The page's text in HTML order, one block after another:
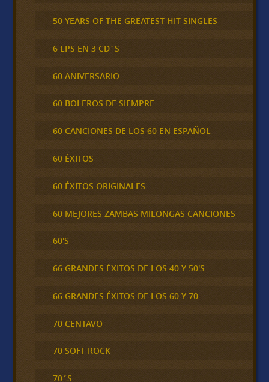
50 YEARS OF THE GREATEST HIT SINGLES
6 LPS EN 3 CD´S
60 ANIVERSARIO
60 BOLEROS DE SIEMPRE
60 CANCIONES DE LOS 60 EN ESPAÑOL
60 ÉXITOS
60 ÉXITOS ORIGINALES
60 MEJORES ZAMBAS MILONGAS CANCIONES
60'S
66 GRANDES ÉXITOS DE LOS 40 Y 50'S
66 GRANDES ÉXITOS DE LOS 60 Y 70
70 CENTAVO
70 SOFT ROCK
70´S